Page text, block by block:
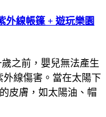
外線帳篷 + 遊玩樂園
之前，嬰兒無法產生
外線傷害。當在太陽下
皮膚，如太陽油、帽